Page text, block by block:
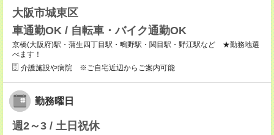
大阪市城東区
車通勤OK / 自転車・バイク通勤OK
京橋(大阪府)駅・蒲生四丁目駅・鴫野駅・関目駅・野江駅など ★勤務地選
べます！
介護施設や病院 ※ご自宅近辺からご案内可能
勤務曜日
週2～3 / 土日祝休